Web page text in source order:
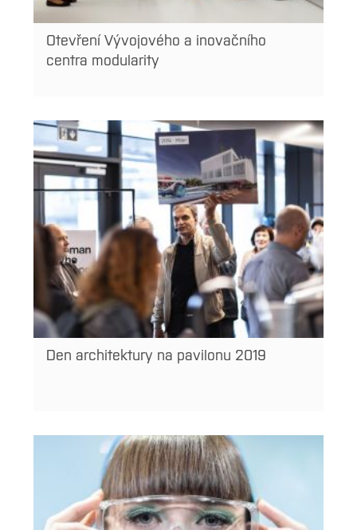
Otevření Vývojového a inovačního
centra modularity
Den architektury na pavilonu 2019